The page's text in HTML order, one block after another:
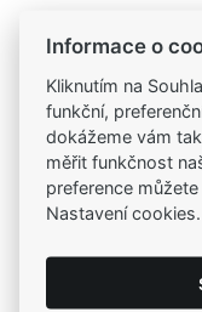
Na našem e-
Garance
Certifikáty
Kamenné
Zastavte se
Informace o
Kliknutím na
funkční,
dokážeme vám
měřit funkčnost
preference
Nastavení